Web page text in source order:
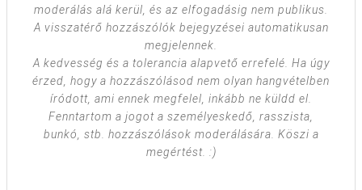
moderálás alá kerül, és az elfogadásig nem publikus.
A visszatérő hozzászólók bejegyzései automatikusan
megjelennek.
A kedvesség és a tolerancia alapvető errefelé. Ha úgy
érzed, hogy a hozzászólásod nem olyan hangvételben
íródott, ami ennek megfelel, inkább ne küldd el.
Fenntartom a jogot a személyeskedő, rasszista,
bunkó, stb. hozzászólások moderálására. Köszi a
megértést. :)